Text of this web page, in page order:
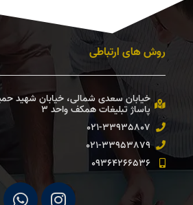
روش های ارتباطی
پاساژ تبلیغات همكف واحد ۳ ​
021-33935807
021-33953879
09364266536